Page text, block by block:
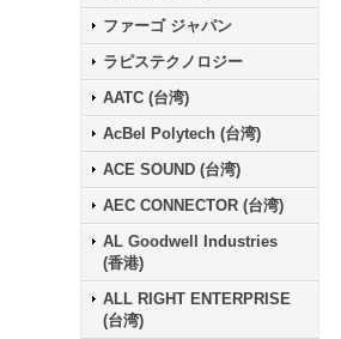
ファーゴ ジャパン
ラピステクノロジー
AATC (台湾)
AcBel Polytech (台湾)
ACE SOUND (台湾)
AEC CONNECTOR (台湾)
AL Goodwell Industries
(香港)
ALL RIGHT ENTERPRISE
(台湾)